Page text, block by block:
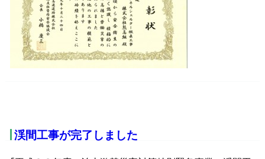
渓間工事が完了しました